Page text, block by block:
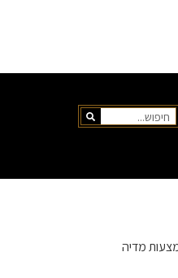
מדיה